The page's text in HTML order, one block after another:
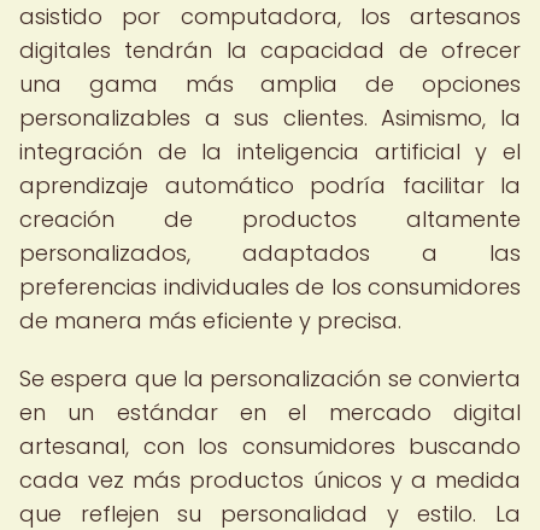
asistido por computadora, los artesanos
digitales tendrán la capacidad de ofrecer
una gama más amplia de opciones
personalizables a sus clientes. Asimismo, la
integración de la inteligencia artificial y el
aprendizaje automático podría facilitar la
creación de productos altamente
personalizados, adaptados a las
preferencias individuales de los consumidores
de manera más eficiente y precisa.
Se espera que la personalización se convierta
en un estándar en el mercado digital
artesanal, con los consumidores buscando
cada vez más productos únicos y a medida
que reflejen su personalidad y estilo. La